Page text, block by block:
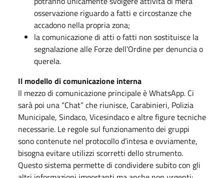
osservazione riguardo a fatti e circostanze che
accadono nella propria zona;
la comunicazione di atti o fatti non sostituisce la
segnalazione alle Forze dell’Ordine per denuncia o
querela.
Il modello di comunicazione interna
Il mezzo di comunicazione principale è WhatsApp. Ci
sarà poi una “Chat” che riunisce, Carabinieri, Polizia
Municipale, Sindaco, Vicesindaco e altre figure tecniche
necessarie. Le regole sul funzionamento dei gruppi
sono contenute nel protocollo d’intesa e ovviamente,
bisogna evitare utilizzi scorretti dello strumento.
Questo sistema permette di condividere subito con gli